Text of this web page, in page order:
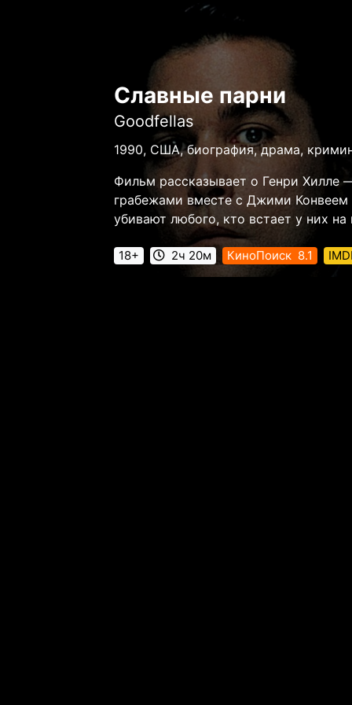
Славные парни
Goodfellas
1990, США, биография, драма,
Фильм рассказывает о Генри
грабежами вместе с Джими
убивают любого, кто встает у них
18+ 2ч 20м КиноПоиск 8.1